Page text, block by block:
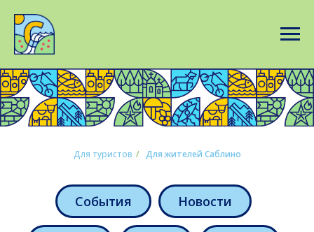
Для туристов / Для жителей Саблино
События Новости